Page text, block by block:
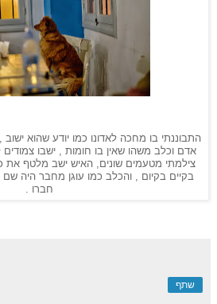
התבוננתי בו מחכה לאדונו כמו יודע שהוא
אדם וכלב משהו שאין בו חומות , ישבו
צילמתי מטעמים שונים, האיש ישב מלטף את
בקיים בקיום , והכלב כמו עוגן מחבר היה שם
חברו .
שתף